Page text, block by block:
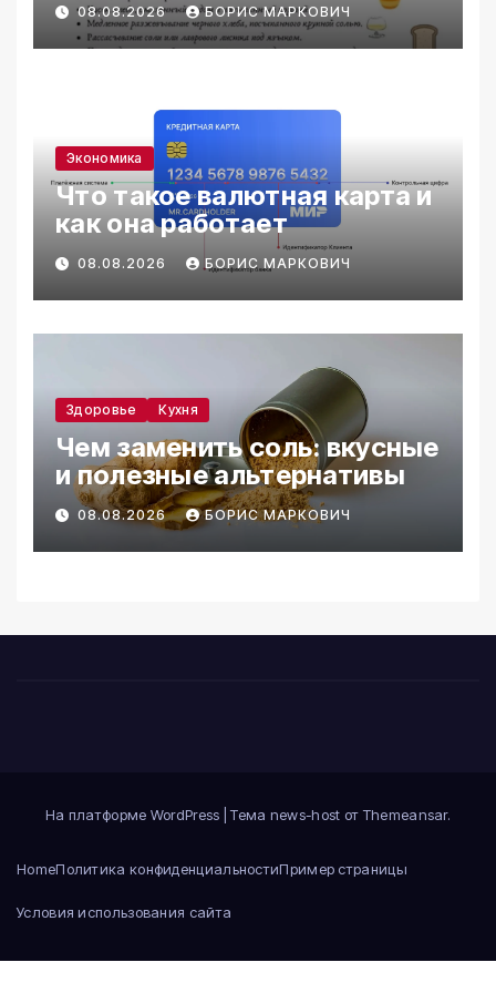
08.08.2026 БОРИС МАРКОВИЧ
Экономика
Что такое валютная карта и
как она работает
08.08.2026 БОРИС МАРКОВИЧ
Здоровье Кухня
Чем заменить соль: вкусные
и полезные альтернативы
08.08.2026 БОРИС МАРКОВИЧ
На платформе WordPress |Тема news-host от Themeansar.
HomeПолитика конфиденциальностиПример страницы
Условия использования сайта